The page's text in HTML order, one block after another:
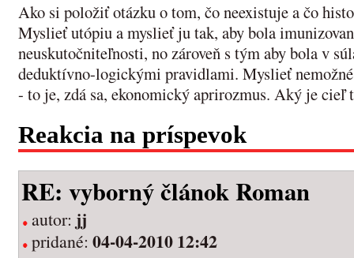
Ako si položiť otázku o tom, čo neexistuje a čo
Myslieť utópiu a myslieť ju tak, aby bola
neuskutočniteľnosti, no zároveň s tým aby bola v
deduktívno-logickými pravidlami. Myslieť
- to je, zdá sa, ekonomický aprirozmus. Aký je cieľ
Reakcia na príspevok
RE: vyborný článok Roman
autor: jj
pridané: 04-04-2010 12:42